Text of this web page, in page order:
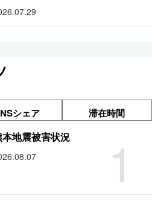
シェア 滞在時間
1
本地震被害状況